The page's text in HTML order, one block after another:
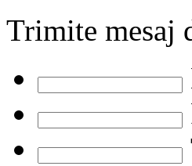
Trimite mesaj